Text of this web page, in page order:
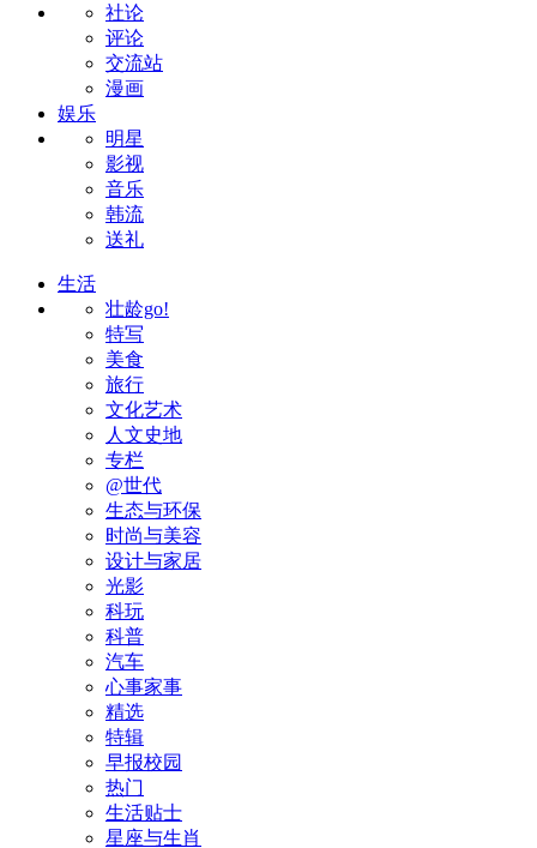
社论
评论
交流站
漫画
娱乐
明星
影视
音乐
韩流
送礼
生活
壮龄go!
特写
美食
旅行
文化艺术
人文史地
专栏
@世代
生态与环保
时尚与美容
设计与家居
光影
科玩
科普
汽车
心事家事
精选
特辑
早报校园
热门
生活贴士
星座与生肖